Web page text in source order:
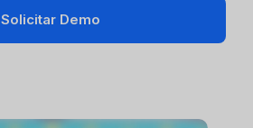
Solicitar Demo